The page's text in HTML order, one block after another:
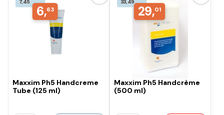
6,63
Maxxim Ph5 Handcreme
Tube (125 ml)
29,01
Maxxim Ph5 Handcrème
(500 ml)